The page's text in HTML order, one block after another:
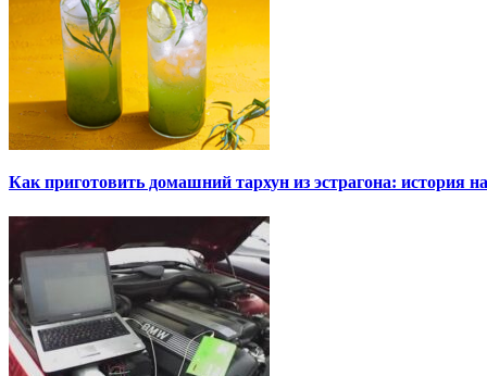
Как приготовить домашний тархун из эстрагона: история